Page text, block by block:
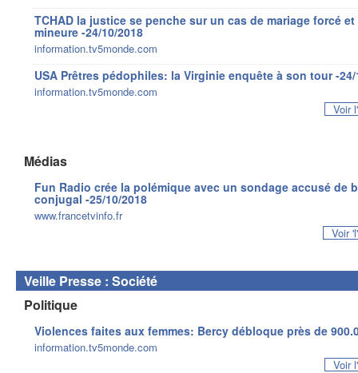
TCHAD la justice se penche sur un cas de mariage forcé
mineure -24/10/2018
information.tv5monde.com
USA Prêtres pédophiles: la Virginie enquête à son tour -24/
information.tv5monde.com
Voir
Médias
Fun Radio crée la polémique avec un sondage accusé de
conjugal -25/10/2018
www.francetvinfo.fr
Voir
Veille Presse : Société
Politique
Violences faites aux femmes: Bercy débloque près de
information.tv5monde.com
Voir